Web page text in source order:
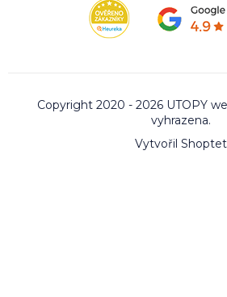
Vytvořil Shoptet
Copyright 2020 - 2026 UTOPY
vyhrazena.